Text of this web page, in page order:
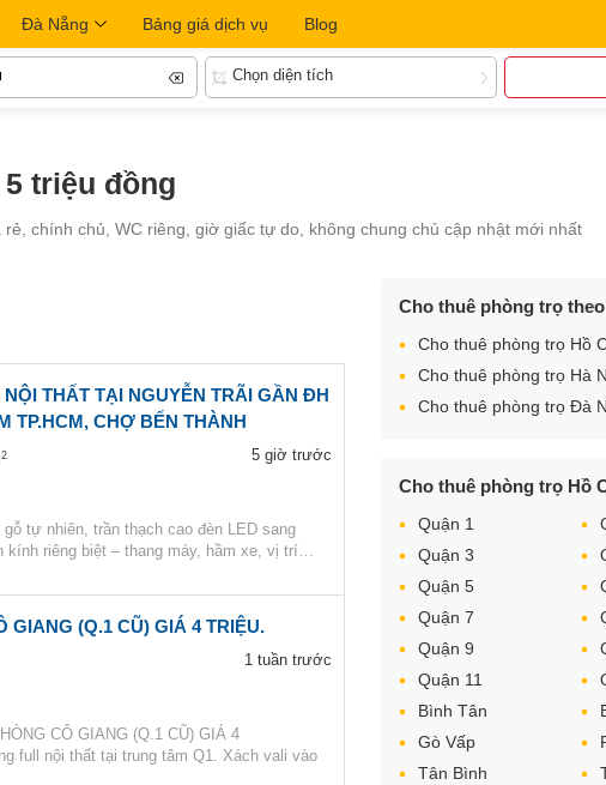
Đà Nẵng Bảng giá dịch vụ Blog
Chọn diện tích
triệu đồng
chính chủ, WC riêng, giờ giấc tự do, không chung chủ cập nhật mới nhất
THẤT TẠI NGUYỄN TRÃI GẦN ĐH
TP.HCM, CHỢ BẾN THÀNH
2 5 giờ trước
tự nhiên, trần thạch cao đèn LED sang
kính riêng biệt – thang máy, hầm xe, vị trí…
GIANG (Q.1 CŨ) GIÁ 4 TRIỆU.
1 tuần trước
CÔ GIANG (Q.1 CŨ) GIÁ 4
full nội thất tại trung tâm Q1. Xách vali vào
Cho thuê phòng trọ
Cho thuê phòng trọ Hồ
Cho thuê phòng trọ Hà
Cho thuê phòng trọ Đà
Cho thuê phòng trọ Hồ
Quận 1
Quận 3
Quận 5
Quận 7
Quận 9
Quận 11
Bình Tân
Gò Vấp
Tân Bình